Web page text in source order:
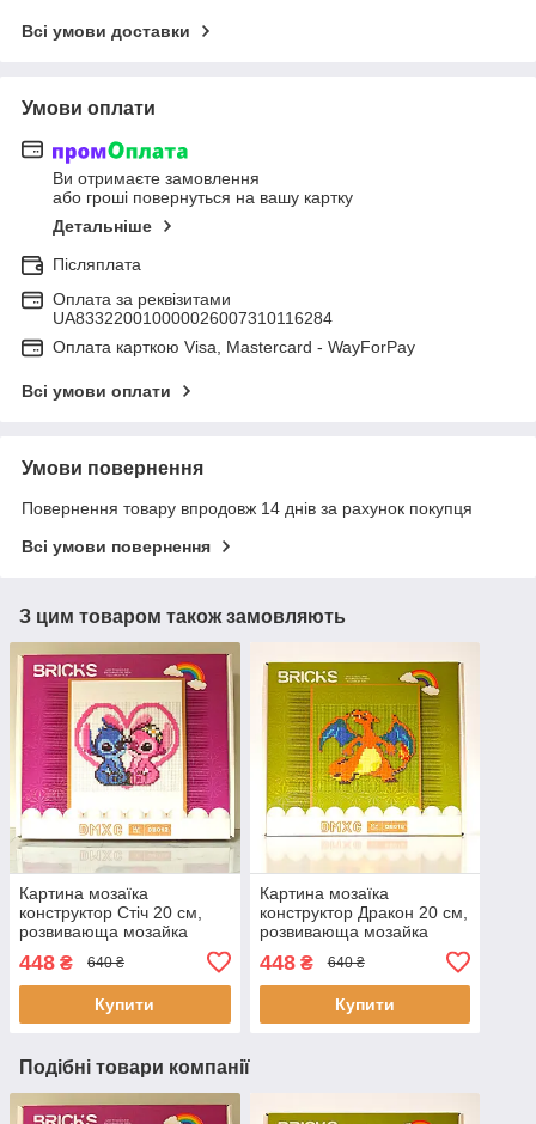
Всі умови доставки
Умови оплати
Ви отримаєте замовлення
або гроші повернуться на вашу картку
Детальніше
Післяплата
Оплата за реквізитами
UA833220010000026007310116284
Оплата карткою Visa, Mastercard - WayForPay
Всі умови оплати
Умови повернення
Повернення товару впродовж 14 днів за рахунок покупця
Всі умови повернення
З цим товаром також замовляють
Картина мозаїка
конструктор Стіч 20 см,
розвивающа мозайка
448 ₴ 640 ₴
Купити
Картина мозаїка
конструктор Дракон 20 см,
розвивающа мозайка
448₴ 640 ₴
Купити
Подібні товари компанії